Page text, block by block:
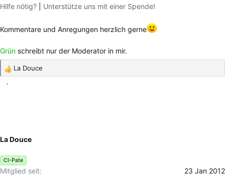
Hilfe nötig? Unterstütze uns mit einer Spende!
Kommentare und Anregungen herzlich gerne
Grün schreibt nur der Moderator in mir.
R
e
n
n
:
La Douce
La Douce
CI-Pate
Mitglied seit
23 Jan 2012